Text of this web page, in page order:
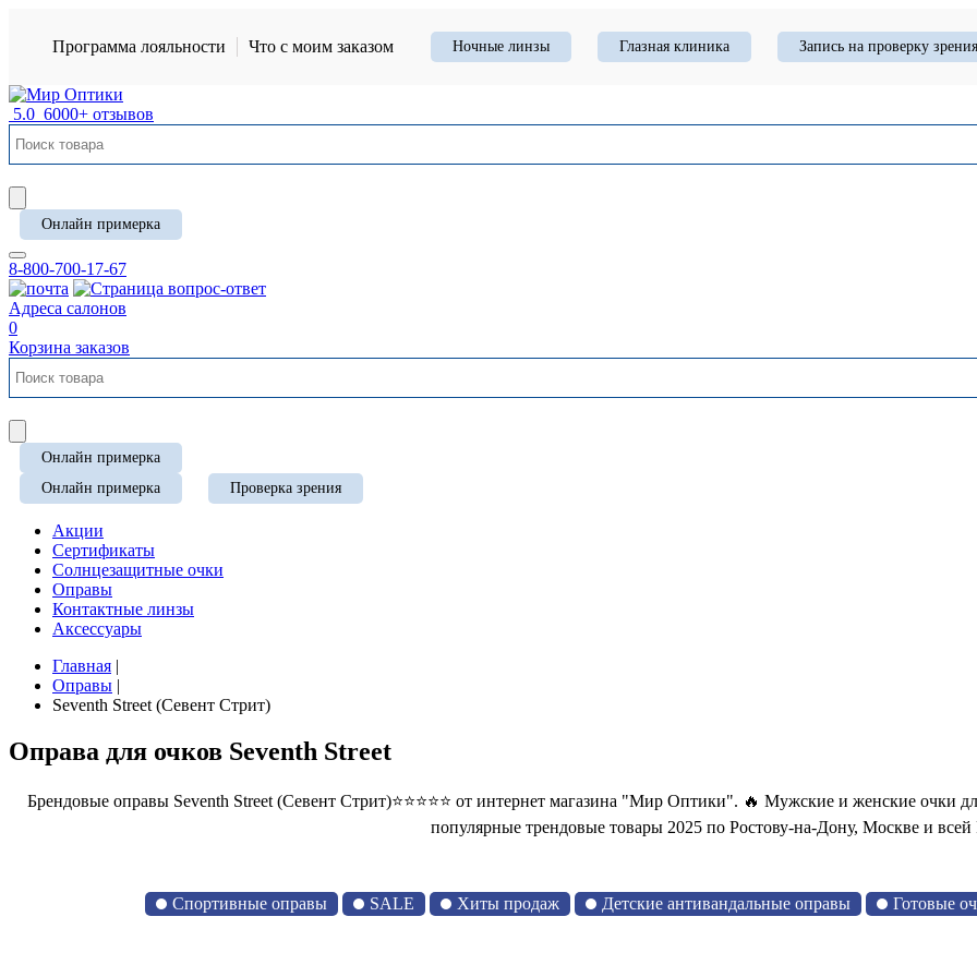
Программа лояльности Что с моим заказом Ночные линзы Глазная клиника Запись на проверку зрения
5.0 6000+ отзывов
Онлайн примерка
8-800-700-17-67
Адреса салонов
0
Корзина заказов
Онлайн примерка
Онлайн примерка
Проверка зрения
Акции
Сертификаты
Солнцезащитные очки
Оправы
Контактные линзы
Аксессуары
Главная |
Оправы |
Seventh Street (Севент Стрит)
Оправа для очков Seventh Street
Брендовые оправы Seventh Street (Севент Стрит)⭐⭐⭐⭐⭐ от интернет магазина "Мир Оптики". 🔥 Мужские и женские очки
популярные трендовые товары 2025 по Ростову-на-Дону, Москве и всей
Спортивные оправы SALE Хиты продаж Детские антивандальные оправы Готовые